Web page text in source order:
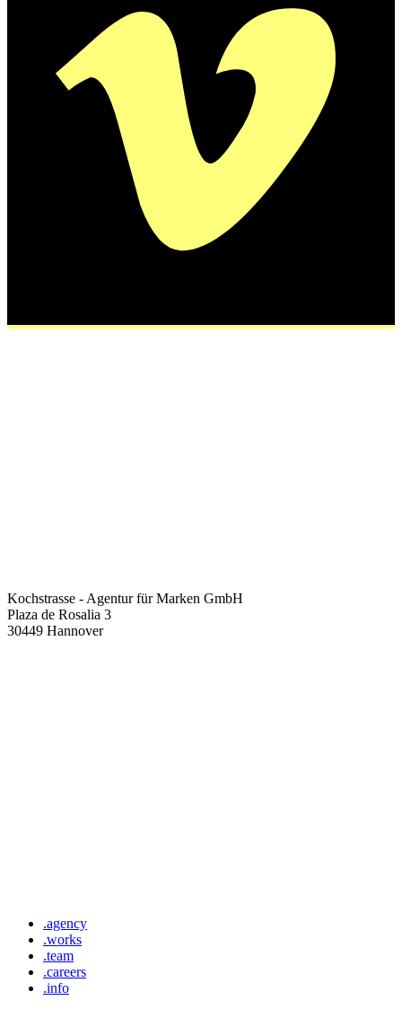
Kochstrasse - Agentur für Marken GmbH
Plaza de Rosalia 3
30449 Hannover
.agency
.works
.team
.careers
.info